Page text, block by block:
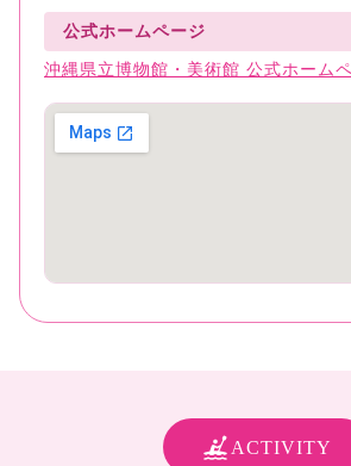
公式ホームページ
沖縄県立博物館・美術館 公式ホーム
ACTIVITY